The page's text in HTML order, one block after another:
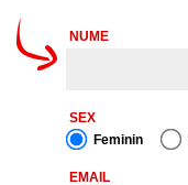
NUME
SEX
Feminin
EMAIL